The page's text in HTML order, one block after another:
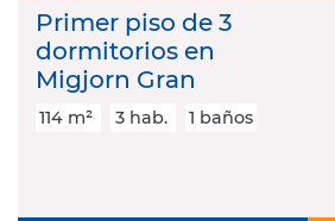
Primer piso de 3
dormitorios en
Migjorn Gran
114 m² 3 hab. 1 baños